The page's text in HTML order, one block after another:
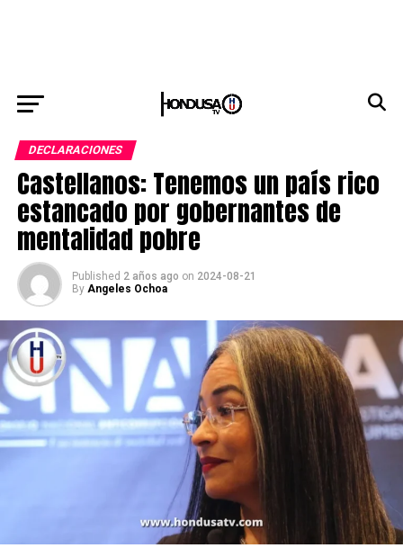
DECLARACIONES
Castellanos: Tenemos un país rico
estancado por gobernantes de
mentalidad pobre
Published 2 años ago on 2024-08-21
By Angeles Ochoa